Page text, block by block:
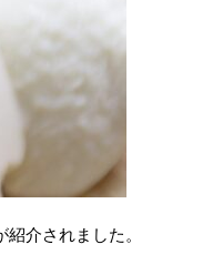
介されました。